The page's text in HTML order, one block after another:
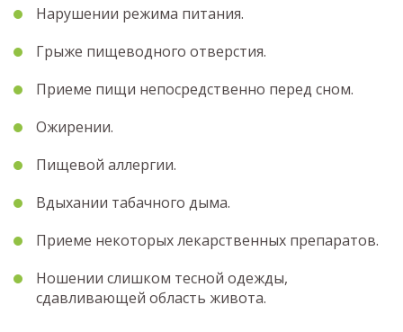
Нарушении режима питания.
Грыже пищеводного отверстия.
Приеме пищи непосредственно перед сном.
Ожирении.
Пищевой аллергии.
Вдыхании табачного дыма.
Приеме некоторых лекарственных препаратов.
Ношении слишком тесной одежды,
сдавливающей область живота.